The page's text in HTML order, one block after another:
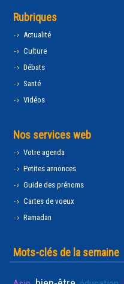
Rubriques
Actualité
Culture
Débats
Santé
Vidéos
Nos services web
Votre agenda
Petites annonces
Guide des prénoms
Cartes de voeux
Ramadan
Mots-clés de la semaine